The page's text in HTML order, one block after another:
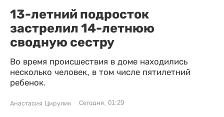
13-летний подросток
застрелил 14-летнюю
сводную сестру
Во время происшествия в доме находились
несколько человек, в том числе пятилетний
ребенок.
Анастасия Цирулик Сегодня, 01:29